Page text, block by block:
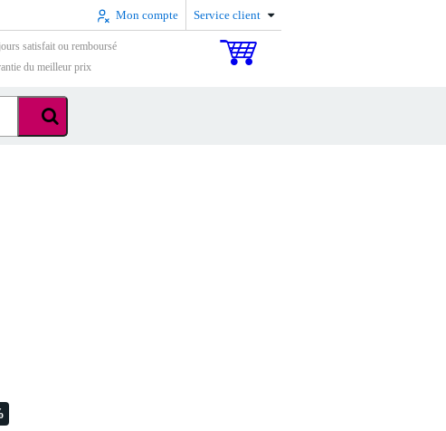
Mon compte Service client
satisfait ou remboursé
du meilleur prix